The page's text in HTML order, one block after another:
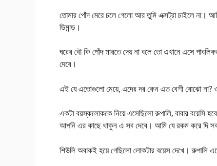
তোমার পোঁদ মেরে চলে গেলো আর তুমি এক্সট্রা চাইলে
ডিমান্ড।
ঘরের বৌ কি পোঁদ মারতে দেয় না বলে তো এখানে এসে
দেবে।
এই যে এতোগুলো মেয়ে, এদের দর কেন এত বেশী বোঝো না?
একটা বয়স্কলোককে নিয়ে এসেছিলো রুপালি, বাবার বয়েসি
আপনি এর কাছে থাকুন এ সব দেবে। আমি যে রকম করে দি
শিউলি অবাকই হয়ে গেছিলো লোকটার বয়েস দেখে। রুপালি